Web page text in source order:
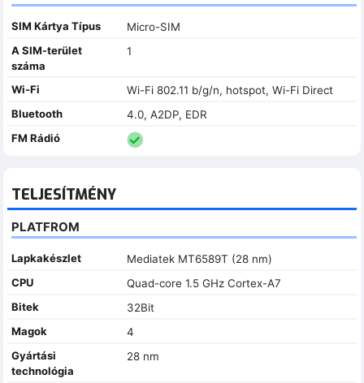
SIM Kártya Típus
Micro-SIM
A SIM-terület
száma
1
Wi-Fi
Wi-Fi 802.11 b/g/n, hotspot, Wi-Fi Direct
Bluetooth
4.0, A2DP, EDR
FM Rádió
TELJESÍTMÉNY
PLATFROM
Lapkakészlet
Mediatek MT6589T (28 nm)
CPU
Quad-core 1.5 GHz Cortex-A7
Bitek
32Bit
Magok
4
Gyártási
technológia
28 nm